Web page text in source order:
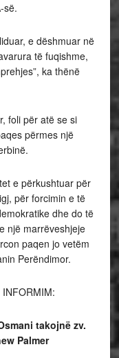
së.
e dëshmuar në
të fuqishme,
ka thënë
foli për atë se si
përmes një
e përkushtuar për
për forcimin e të
dhe do të
një marrëveshjeje
paqen jo vetëm
Perëndimor.
INFORMIM:
takojnë zv.
Palmer